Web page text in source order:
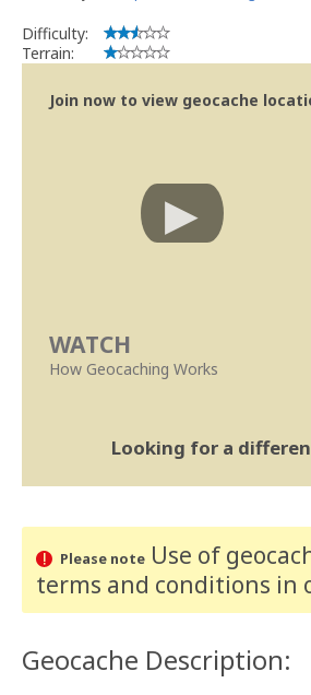
Difficulty:
Terrain:
Join now to view geocache
WATCH
How Geocaching Works
Looking for a
Please noteUse of
terms and conditions in
Geocache Description: